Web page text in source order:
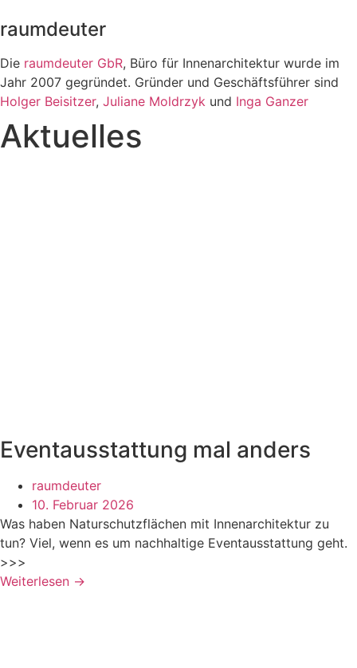
raumdeuter
Die raumdeuter GbR, Büro für Innenarchitektur wurde im
Jahr 2007 gegründet. Gründer und Geschäftsführer sind
Holger Beisitzer, Juliane Moldrzyk und Inga Ganzer
Aktuelles
Eventausstattung mal anders
raumdeuter
10. Februar 2026
Was haben Naturschutzflächen mit Innenarchitektur zu
tun? Viel, wenn es um nachhaltige Eventausstattung geht.
>>>
Weiterlesen →